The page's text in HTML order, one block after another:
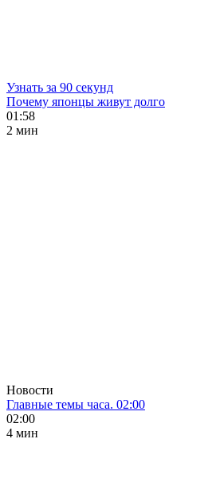
Узнать за 90 секунд
Почему японцы живут долго
01:58
2 мин
Новости
Главные темы часа. 02:00
02:00
4 мин